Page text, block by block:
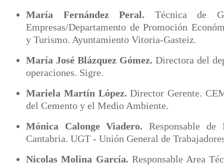
María Fernández Peral. Técnica de
Empresas/Departamento de Promoción
y Turismo. Ayuntamiento Vitoria-Gasteiz.
María José Blázquez Gómez. Directora del
operaciones. Sigre.
Mariela Martín López.Director Gerente.
del Cemento y el Medio Ambiente.
Mónica Calonge Viadero.Responsable
Cantabria. UGT - Unión General de
Nicolas Molina García. Responsable Area